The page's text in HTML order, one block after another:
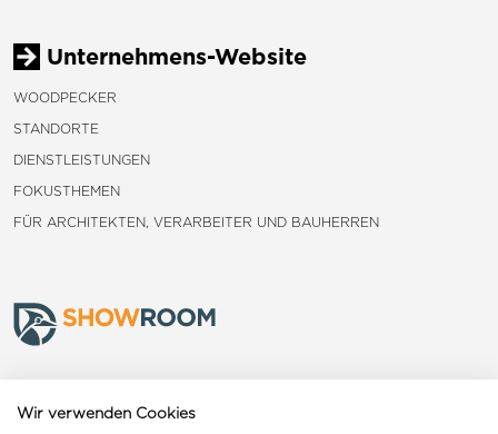
Unternehmens-Website
WOODPECKER
STANDORTE
DIENSTLEISTUNGEN
FOKUSTHEMEN
FÜR ARCHITEKTEN, VERARBEITER UND BAUHERREN
Wir verwenden Cookies